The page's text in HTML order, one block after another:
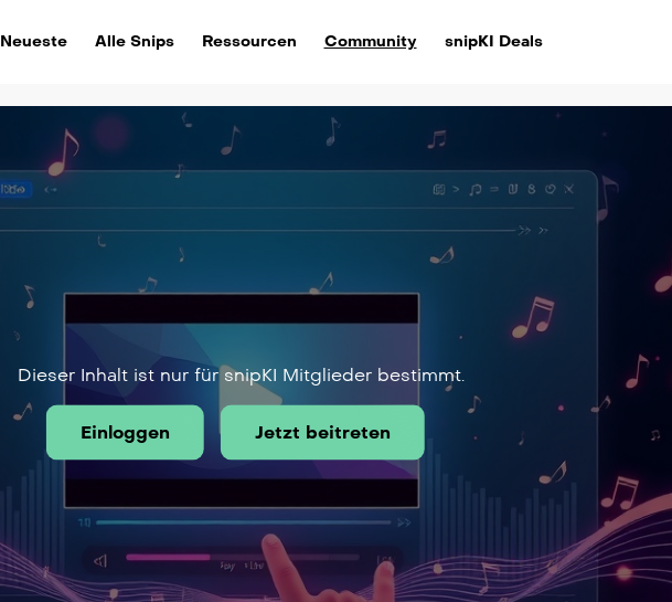
Neueste Alle Snips Ressourcen Community snipKI Deals
Dieser Inhalt ist nur für snipKI Mitglieder bestimmt.
Einloggen Jetzt beitreten